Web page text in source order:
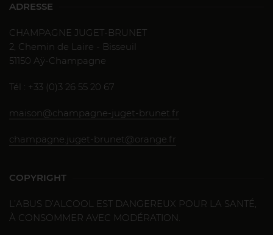
ADRESSE
CHAMPAGNE JUGET-BRUNET
2, Chemin de Laire - Bisseuil
51150 Aÿ-Champagne
Tél : +33 (0)3 26 55 20 67
maison@champagne-juget-brunet.fr
champagne.juget-brunet@orange.fr
COPYRIGHT
L’ABUS D’ALCOOL EST DANGEREUX POUR LA SANTÉ,
À CONSOMMER AVEC MODÉRATION.